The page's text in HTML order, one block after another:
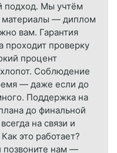
подход. Мы учтём
материалы — диплом
вам. Гарантия
проходит проверку
процент
Соблюдение
— даже если до
Поддержка на
до финальной
на связи и
это работает?
позвоните нам —